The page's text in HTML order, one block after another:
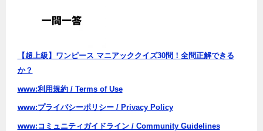
【超上級】ワンピース マニアッククイズ30問！全問正解できる
か？
www:利用規約 / Terms of Use
www:プライバシーポリシー / Privacy Policy
www:コミュニティガイドライン / Community Guidelines